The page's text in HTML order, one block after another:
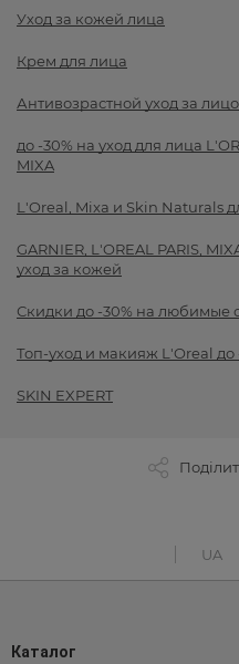
Уход за кожей лица
Крем для лица
Антивозрастной уход за
до -30% на уход для лица
MIXA
L'Oreal, Mixa и Skin Naturals
GARNIER, L'OREAL PARIS,
уход за кожей
Скидки до -30% на любимые
Топ-уход и макияж L'Oreal до
SKIN EXPERT
UA
Каталог